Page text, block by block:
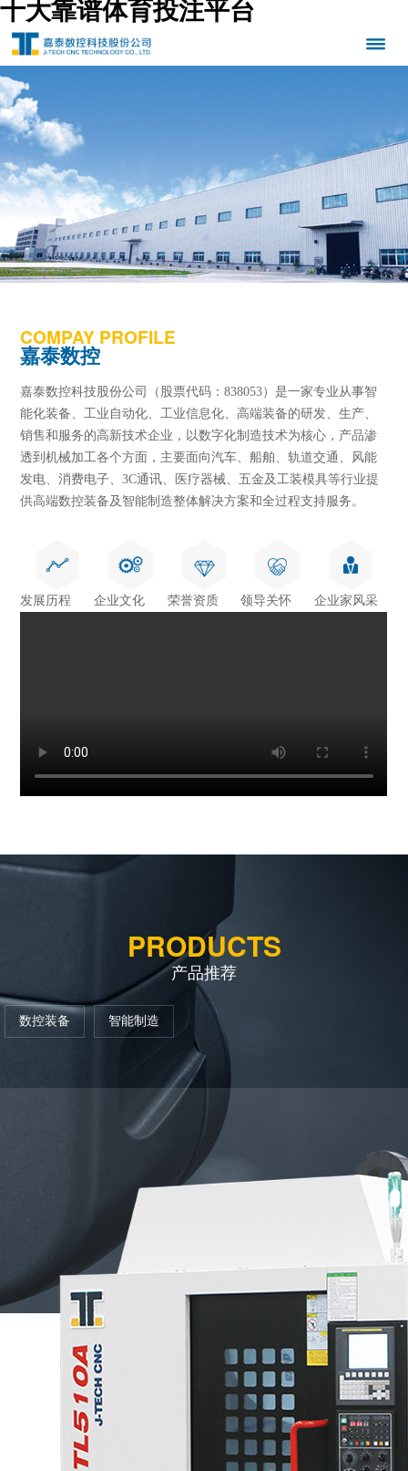
十大靠谱体育投注平台
COMPAY PROFILE
嘉泰数控
嘉泰数控科技股份公司（股票代码：838053）是一家专业从事智
能化装备、工业自动化、工业信息化、高端装备的研发、生产、
销售和服务的高新技术企业，以数字化制造技术为核心，产品渗
透到机械加工各个方面，主要面向汽车、船舶、轨道交通、风能
发电、消费电子、3C通讯、医疗器械、五金及工装模具等行业提
供高端数控装备及智能制造整体解决方案和全过程支持服务。
发展历程 企业文化 荣誉资质 领导关怀 企业家风采
PRODUCTS
产品推荐
数控装备 智能制造